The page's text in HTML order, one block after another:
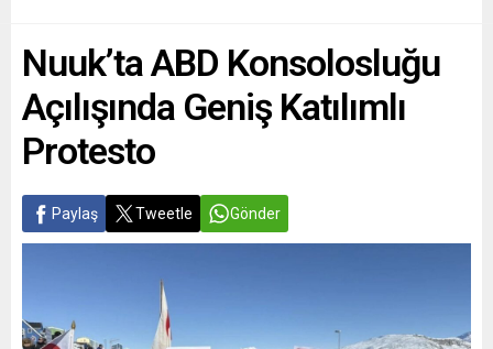
Nuuk’ta ABD Konsolosluğu
Açılışında Geniş Katılımlı
Protesto
Paylaş Tweetle Gönder